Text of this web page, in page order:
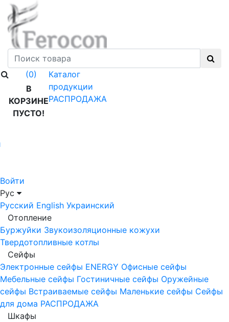
(0)
В
КОРЗИНЕ
ПУСТО!
Каталог
продукции
РАСПРОДАЖА
Войти
Рус
Русский English Украинский
Отопление
Буржуйки Звукоизоляционные кожухи
Твердотопливные котлы
Сейфы
Электронные сейфы ENERGY Офисные сейфы
Мебельные сейфы Гостиничные сейфы Оружейные
сейфы Встраиваемые сейфы Маленькие сейфы Сейфы
для дома РАСПРОДАЖА
Шкафы